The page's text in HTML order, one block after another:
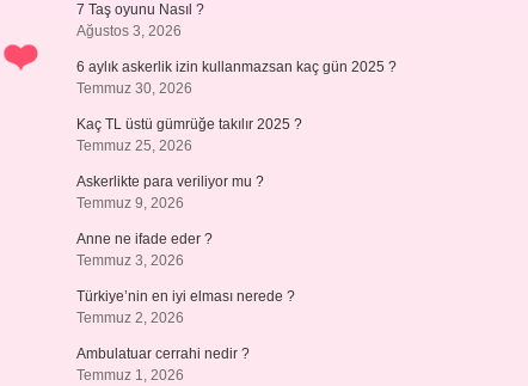
7 Taş oyunu Nasıl ?
Ağustos 3, 2026
6 aylık askerlik izin kullanmazsan kaç gün 2025 ?
Temmuz 30, 2026
Kaç TL üstü gümrüğe takılır 2025 ?
Temmuz 25, 2026
Askerlikte para veriliyor mu ?
Temmuz 9, 2026
Anne ne ifade eder ?
Temmuz 3, 2026
Türkiye’nin en iyi elması nerede ?
Temmuz 2, 2026
Ambulatuar cerrahi nedir ?
Temmuz 1, 2026